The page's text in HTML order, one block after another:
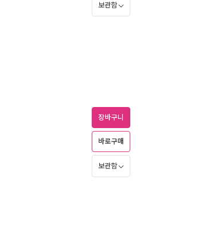
보관함
장바구니
바로구매
보관함